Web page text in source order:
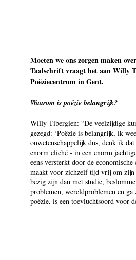
Moeten we ons zorgen maken
Taalschrift vraagt het aan Willy
Poëziecentrum in Gent.
Waarom is poëzie belangrijk?
Willy Tibergien: “De veelzijdige
gezegd: ‘Poëzie is belangrijk, ik
onwetenschappelijk dus, denk ik
enorm cliché - in een enorm
eens versterkt door de
maakt voor zichzelf tijd vrij om zijn
bezig zijn dan met studie,
problemen, wereldproblemen en
poëzie, is een toevluchtsoord voor